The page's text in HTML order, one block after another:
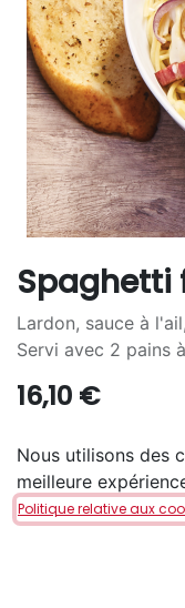
Spaghetti
Lardon, sauce à
Servi avec 2 pains
16,10 €
AJOUTER
Disponible en
Nous utilisons des
meilleure
Politique relative aux